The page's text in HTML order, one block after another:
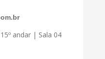
andar | Sala 04